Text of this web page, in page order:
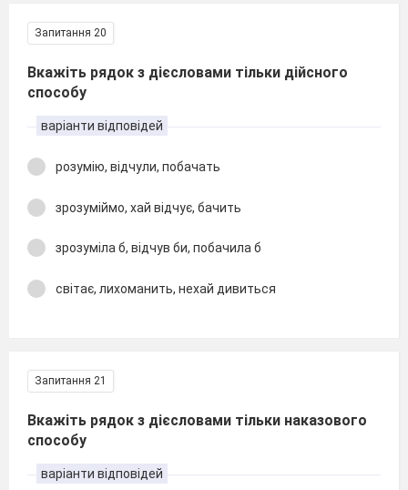
Запитання 20
Вкажіть рядок з дієсловами тільки дійсного
способу
варіанти відповідей
розумію, відчули, побачать
зрозуміймо, хай відчує, бачить
зрозуміла б, відчув би, побачила б
світає, лихоманить, нехай дивиться
Запитання 21
Вкажіть рядок з дієсловами тільки наказового
способу
варіанти відповідей